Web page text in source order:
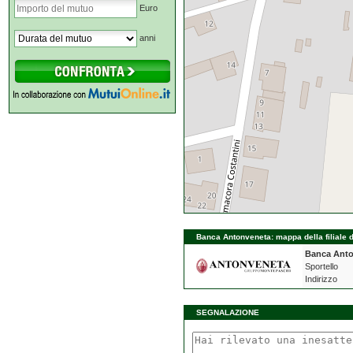
Euro
anni
Banca Antonveneta: mappa della filiale
Banca
Sportello
Indirizzo
SEGNALAZIONE